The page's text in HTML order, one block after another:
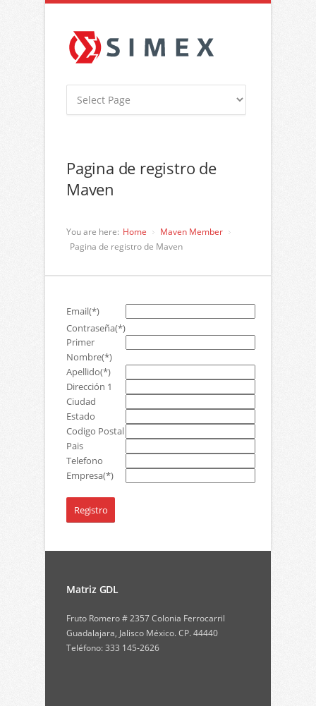
Pagina de registro de
Maven
You are here: Home
Maven Member
Pagina de registro de Maven
Email(*)
Contraseña(*)
Primer
Nombre(*)
Apellido(*)
Dirección 1
Ciudad
Estado
Codigo Postal
Pais
Telefono
Empresa(*)
Matriz GDL
Fruto Romero # 2357 Colonia Ferrocarril
Guadalajara, Jalisco México. CP. 44440
Teléfono: 333 145-2626